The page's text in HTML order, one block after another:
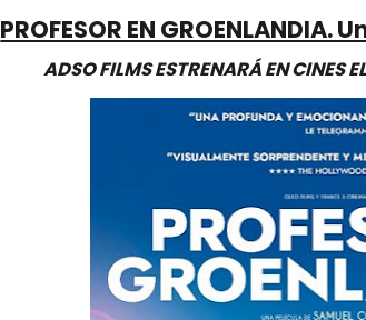
PROFESOR EN
ADSO FILMS ESTRENARÁ EN CINES